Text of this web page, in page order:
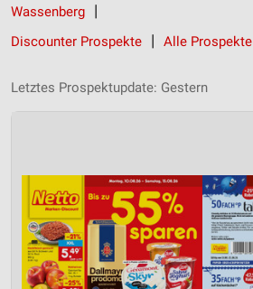
Wassenberg
Discounter Prospekte
Alle Prospekte
Letztes Prospektupdate: Gestern